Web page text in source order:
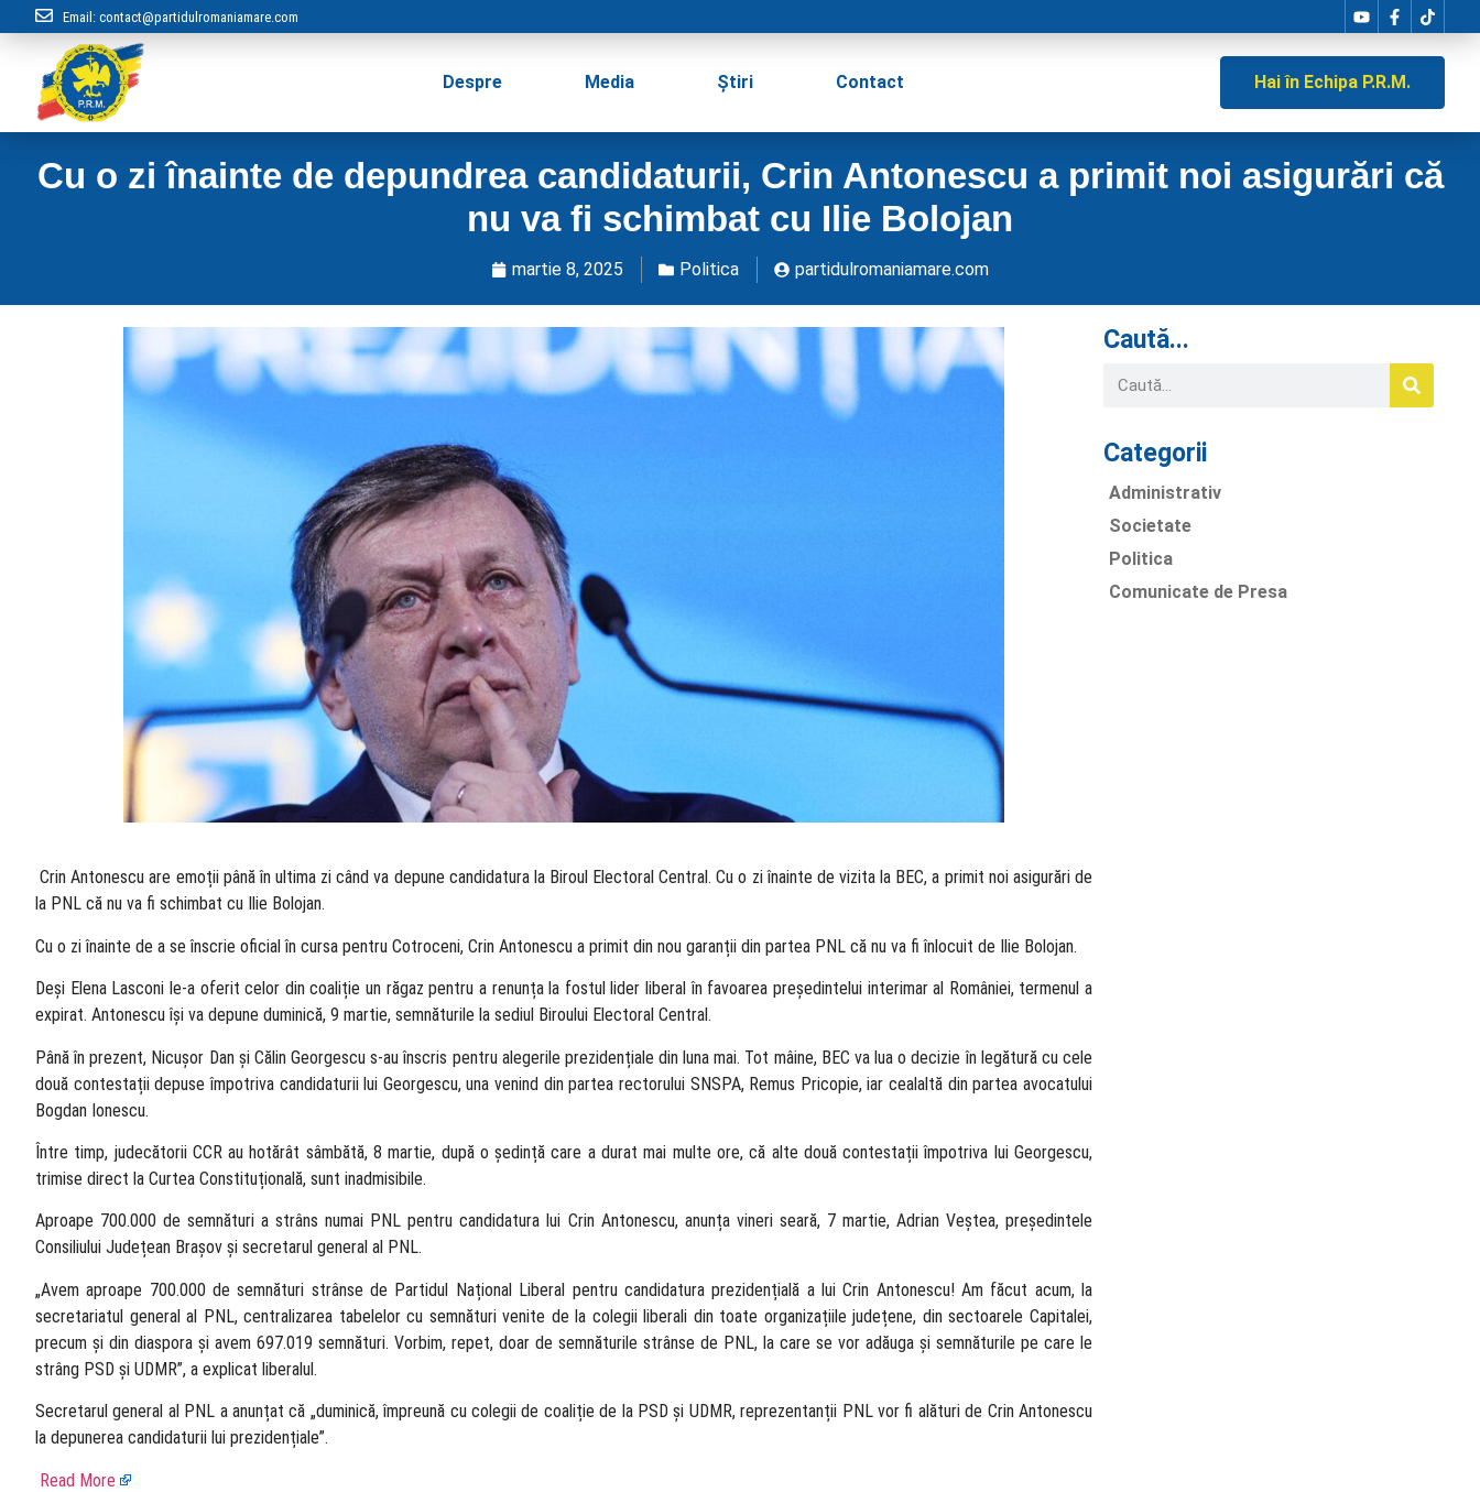
Email: contact@partidulromaniamare.com
Despre Media Știri Contact Hai în Echipa P.R.M.
Cu o zi înainte de depundrea candidaturii, Crin Antonescu a primit noi asigurări că
nu va fi schimbat cu Ilie Bolojan
martie 8, 2025 Politica partidulromaniamare.com
​ Crin Antonescu are emoții până în ultima zi când va depune candidatura la Biroul Electoral Central. Cu o zi înainte de vizita la BEC, a primit noi asigurări de
la PNL că nu va fi schimbat cu Ilie Bolojan.
Cu o zi înainte de a se înscrie oficial în cursa pentru Cotroceni, Crin Antonescu a primit din nou garanții din partea PNL că nu va fi înlocuit de Ilie Bolojan.
Deși Elena Lasconi le-a oferit celor din coaliție un răgaz pentru a renunța la fostul lider liberal în favoarea președintelui interimar al României, termenul a
expirat. Antonescu își va depune duminică, 9 martie, semnăturile la sediul Biroului Electoral Central.
Până în prezent, Nicușor Dan și Călin Georgescu s-au înscris pentru alegerile prezidențiale din luna mai. Tot mâine, BEC va lua o decizie în legătură cu cele
două contestații depuse împotriva candidaturii lui Georgescu, una venind din partea rectorului SNSPA, Remus Pricopie, iar cealaltă din partea avocatului
Bogdan Ionescu.
Între timp, judecătorii CCR au hotărât sâmbătă, 8 martie, după o ședință care a durat mai multe ore, că alte două contestații împotriva lui Georgescu,
trimise direct la Curtea Constituțională, sunt inadmisibile.
Aproape 700.000 de semnături a strâns numai PNL pentru candidatura lui Crin Antonescu, anunța vineri seară, 7 martie, Adrian Veștea, președintele
Consiliului Județean Brașov și secretarul general al PNL.
„Avem aproape 700.000 de semnături strânse de Partidul Național Liberal pentru candidatura prezidențială a lui Crin Antonescu! Am făcut acum, la
secretariatul general al PNL, centralizarea tabelelor cu semnături venite de la colegii liberali din toate organizațiile județene, din sectoarele Capitalei,
precum și din diaspora și avem 697.019 semnături. Vorbim, repet, doar de semnăturile strânse de PNL, la care se vor adăuga și semnăturile pe care le
strâng PSD și UDMR”, a explicat liberalul.
Secretarul general al PNL a anunțat că „duminică, împreună cu colegii de coaliție de la PSD și UDMR, reprezentanții PNL vor fi alături de Crin Antonescu
la depunerea candidaturii lui prezidențiale”.
Read More
Caută...
Categorii
Administrativ
Societate
Politica
Comunicate de Presa